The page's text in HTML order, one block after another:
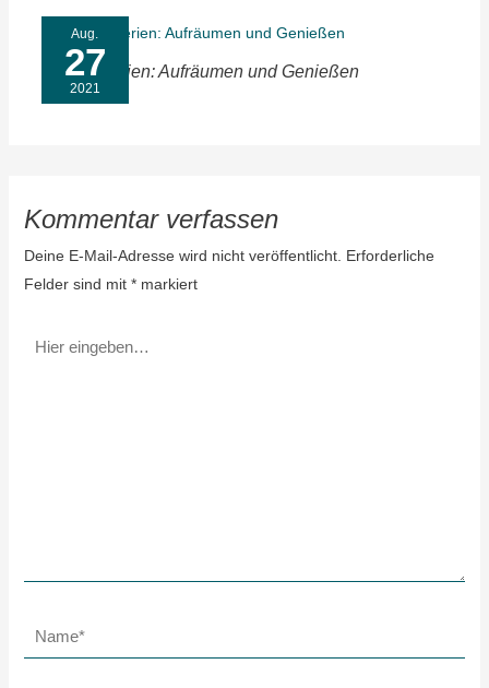
Aug.
27
2021
Sommerferien: Aufräumen und Genießen
Kommentar verfassen
Deine E-Mail-Adresse wird nicht veröffentlicht. Erforderliche
Felder sind mit *markiert
Name*